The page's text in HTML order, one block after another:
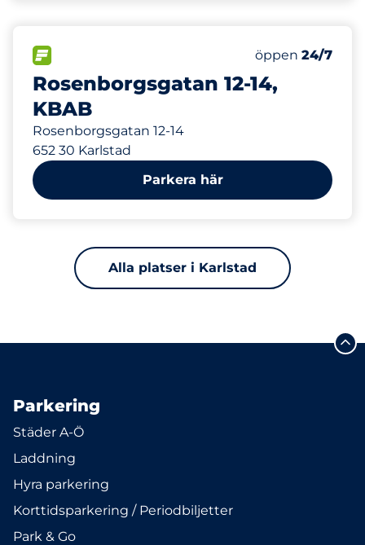
Rosenborgsgatan 12-14,
KBAB
Rosenborgsgatan 12-14
652 30 Karlstad
Antal
Totalt antal
Fredag&nbsp
öppen 24/7
219 m
Parkera här
Alla platser i Karlstad
Parkering
Städer A-Ö
Laddning
Hyra parkering
Korttidsparkering / Periodbiljetter
Park & Go